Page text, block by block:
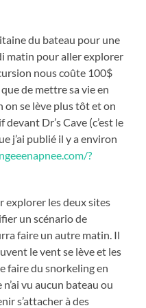
du bateau pour une
matin pour aller explorer
nous coûte 100$
de mettre sa vie en
on se lève plus tôt et on
Dr’s Cave (c’est le
j’ai publié il y a environ
?
explorer les deux sites
un scénario de
faire un autre matin. Il
le vent se lève et les
faire du snorkeling en
vu aucun bateau ou
s’attacher à des